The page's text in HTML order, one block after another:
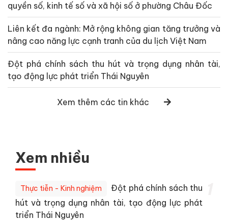
quyền số, kinh tế số và xã hội số ở phường Châu Đốc
Liên kết đa ngành: Mở rộng không gian tăng trưởng và
nâng cao năng lực cạnh tranh của du lịch Việt Nam
Đột phá chính sách thu hút và trọng dụng nhân tài,
tạo động lực phát triển Thái Nguyên
Xem thêm các tin khác
Xem nhiều
Thực tiễn - Kinh nghiệm
Đột phá chính sách thu
hút và trọng dụng nhân tài, tạo động lực phát
triển Thái Nguyên